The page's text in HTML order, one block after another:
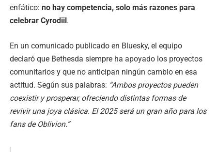
enfático: no hay competencia, solo más razones para
celebrar Cyrodiil .
En un comunicado publicado en Bluesky, el equipo
declaró que Bethesda siempre ha apoyado los proyectos
comunitarios y que no anticipan ningún cambio en esa
actitud. Según sus palabras: “Ambos proyectos pueden
coexistir y prosperar, ofreciendo distintas formas de
revivir una joya clásica. El 2025 será un gran año para los
fans de Oblivion.”